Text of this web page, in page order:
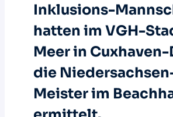
Inklusions-
hatten im VGH-
Meer in
die
Meister im